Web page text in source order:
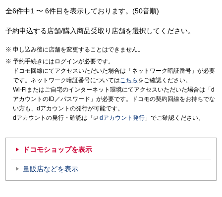
全6件中1 〜 6件目を表示しております。(50音順)
予約申込する店舗/購入商品受取り店舗を選択してください。
申し込み後に店舗を変更することはできません。
予約手続きにはログインが必要です。
ドコモ回線にてアクセスいただいた場合は「ネットワーク暗証番号」が必要
です。ネットワーク暗証番号についてはこちら をご確認ください。
Wi-Fiまたはご自宅のインターネット環境にてアクセスいただいた場合は「d
アカウントのID／パスワード」が必要です。ドコモの契約回線をお持ちでな
い方も、dアカウントの発行が可能です。
dアカウントの発行・確認は「
dアカウント発行 」でご確認ください。
ドコモショップを表示
量販店などを表示